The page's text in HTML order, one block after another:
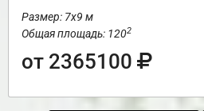
Размер: 7х9 м
Общая площадь: 1202
от 2365100